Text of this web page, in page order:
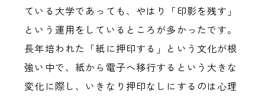
ている大学であっても、やはり「印影を残す」
という運用をしているところが多かったです。
長年培われた「紙に押印する」という文化が根
強い中で、紙から電子へ移行するという大きな
変化に際し、いきなり押印なしにするのは心理